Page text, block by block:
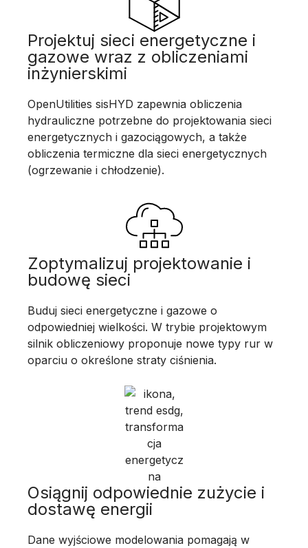
Projektuj sieci energetyczne i
gazowe wraz z obliczeniami
inżynierskimi
OpenUtilities sisHYD zapewnia obliczenia
hydrauliczne potrzebne do projektowania sieci
energetycznych i gazociągowych, a także
obliczenia termiczne dla sieci energetycznych
(ogrzewanie i chłodzenie).
Zoptymalizuj projektowanie i
budowę sieci
Buduj sieci energetyczne i gazowe o
odpowiedniej wielkości. W trybie projektowym
silnik obliczeniowy proponuje nowe typy rur w
oparciu o określone straty ciśnienia.
Osiągnij odpowiednie zużycie i
dostawę energii
Dane wyjściowe modelowania pomagają w